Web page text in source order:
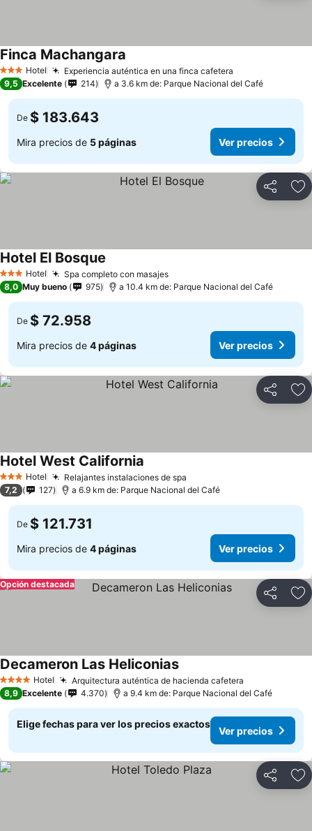
3 Estrellas
Hotel Experiencia auténtica en una finca cafetera
Finca Machangara
9,5 Excelente 214 a 3.6 km de: Parque Nacional del Café
De $ 183.643
Mira precios de 5 páginas Ver precios
Compartir
3 Estrellas
Hotel Spa completo con masajes
Hotel El Bosque
8,0 Muy bueno 975 a 10.4 km de: Parque Nacional del Café
De $ 72.958
Mira precios de 4 páginas Ver precios
Compartir
3 Estrellas
Hotel Relajantes instalaciones de spa
Hotel West California
7,2 127 a 6.9 km de: Parque Nacional del Café
De $ 121.731
Mira precios de 4 páginas Ver precios
Compartir
Opción destacada
4 EstrellasHotel Arquitectura auténtica de hacienda cafetera
Decameron Las Heliconias
8,9 Excelente 4.370 a 9.4 km de: Parque Nacional del Café
Elige fechas para ver los precios exactos
Ver precios
Compartir